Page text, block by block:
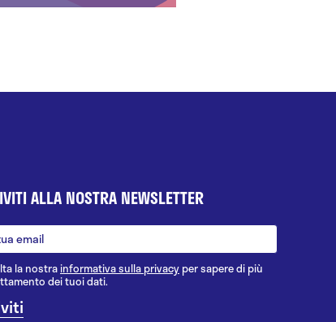
ALLA NOSTRA NEWSLETTER
la nostrainformativa sulla privacy per sapere di più
dei tuoi dati.